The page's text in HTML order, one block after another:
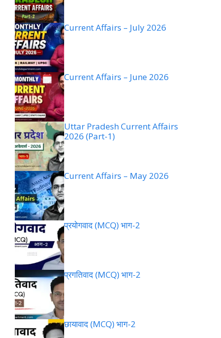
Current Affairs – July 2026
Current Affairs – June 2026
Uttar Pradesh Current Affairs
2026 (Part-1)
Current Affairs – May 2026
प्रयोगवाद (MCQ) भाग-2
प्रगतिवाद (MCQ) भाग-2
छायावाद (MCQ) भाग-2